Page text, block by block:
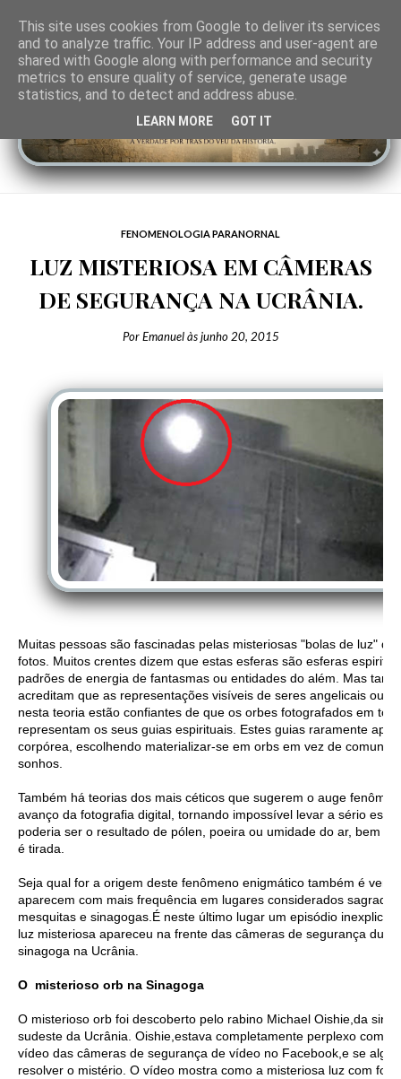
FENOMENOLOGIA PARANORNAL
LUZ MISTERIOSA EM CÂMERAS
DE SEGURANÇA NA UCRÂNIA.
Por Emanuel àsjunho 20, 2015
Muitas pessoas são fascinadas pelas misteriosas "bolas de luz"
fotos. Muitos crentes dizem que estas esferas são esferas
padrões de energia de fantasmas ou entidades do além. Mas
acreditam que as representações visíveis de seres angelicais ou
nesta teoria estão confiantes de que os orbes fotografados em
representam os seus guias espirituais. Estes guias raramente
corpórea, escolhendo materializar-se em orbs em vez de
sonhos.
Também há teorias dos mais céticos que sugerem o auge
avanço da fotografia digital, tornando impossível levar a sério este
poderia ser o resultado de pólen, poeira ou umidade do ar, bem
é tirada.
Seja qual for a origem deste fenômeno enigmático também é
aparecem com mais frequência em lugares considerados
mesquitas e sinagogas.É neste último lugar um episódio
luz misteriosa apareceu na frente das câmeras de segurança
sinagoga na Ucrânia.
O misterioso orb na Sinagoga
O misterioso orb foi descoberto pelo rabino Michael Oishie,da
sudeste da Ucrânia. Oishie,estava completamente perplexo com o
vídeo das câmeras de segurança de vídeo no Facebook,e se
resolver o mistério. O vídeo mostra como a misteriosa luz com
This site uses cookies from Google to deliver its services
and to analyze traffic. Your IP address and user-agent are
shared with Google along with performance and security
metrics to ensure quality of service, generate usage
statistics, and to detect and address abuse.
LEARN MORE GOT IT